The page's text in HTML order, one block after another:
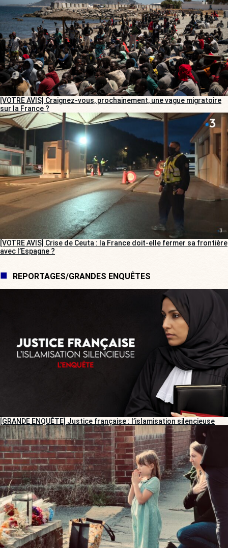
[VOTRE AVIS] Craignez-vous, prochainement, une vague migratoire
sur la France ?
[VOTRE AVIS] Crise de Ceuta : la France doit-elle fermer sa frontière
avec l’Espagne ?
REPORTAGES/GRANDES ENQUÊTES
[GRANDE ENQUÊTE] Justice française : l’islamisation silencieuse